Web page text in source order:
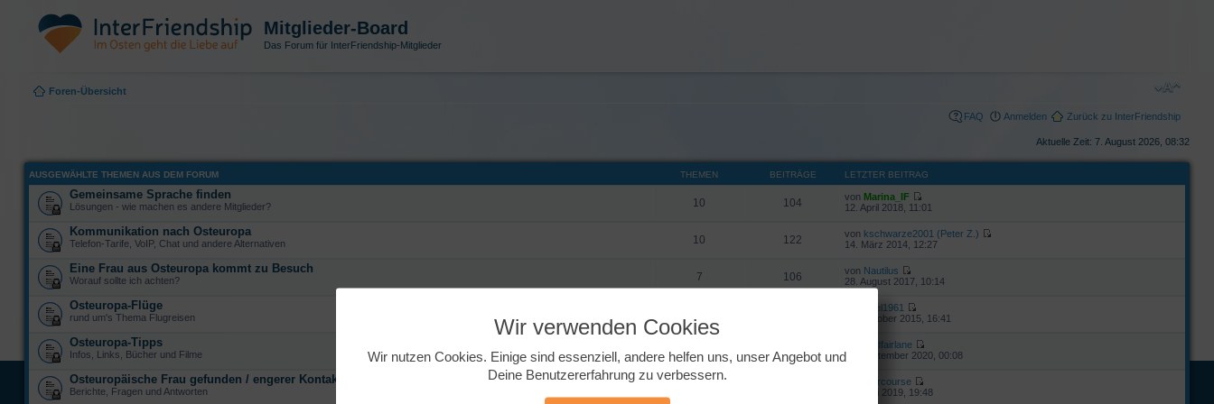
Mitglieder-Board
Das Forum für InterFriendship-Mitglieder
Foren-Übersicht
FAQ Anmelden Zurück zu InterFriendship
Aktuelle Zeit: 7. August 2026, 08:32
AUSGEWÄHLTE THEMEN AUS DEM FORUM THEMEN BEITRÄGE LETZTER BEITRAG
Gemeinsame Sprache finden
Lösungen - wie machen es andere Mitglieder? 10 104 von Marina_IF
12. April 2018, 11:01
Kommunikation nach Osteuropa
Telefon-Tarife, VoIP, Chat und andere Alternativen 10 122 von kschwarze2001 (Peter Z.)
14. März 2014, 12:27
Eine Frau aus Osteuropa kommt zu Besuch
Worauf sollte ich achten? 7 106 von Nautilus
28. August 2017, 10:14
Osteuropa-Flüge
rund um's Thema Flugreisen
Axel1961
18. Oktober 2015, 16:41
Osteuropa-Tipps
Infos, Links, Bücher und Filme
fordfairlane
25. September 2020, 00:08
Osteuropäische Frau gefunden / engerer Kontakt
Berichte, Fragen und Antworten
starcourse
28. Juni 2019, 19:48
Wir verwenden Cookies
Wir nutzen Cookies. Einige sind essenziell, andere helfen uns, unser Angebot und
Deine Benutzererfahrung zu verbessern.